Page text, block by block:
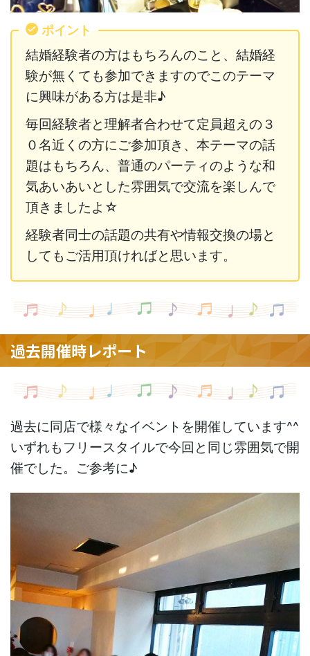
ポイント
結婚経験者の方はもちろんのこと、結婚経
験が無くても参加できますのでこのテーマ
に興味がある方は是非♪
毎回経験者と理解者合わせて定員超えの３
０名近くの方にご参加頂き、本テーマの話
題はもちろん、普通のパーティのような和
気あいあいとした雰囲気で交流を楽しんで
頂きましたよ☆
経験者同士の話題の共有や情報交換の場と
してもご活用頂ければと思います。
過去開催時レポート
過去に同店で様々なイベントを開催しています^^
いずれもフリースタイルで今回と同じ雰囲気で開
催でした。 ご参考に♪